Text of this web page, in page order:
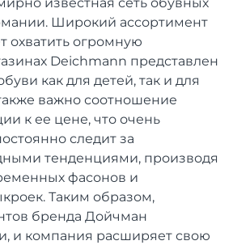
известная сеть обувных
Широкий ассортимент
охватить огромную
Deichmann представлен
как для детей, так и для
важно соотношение
к ее цене, что очень
следит за
тенденциями, производя
фасонов и
Таким образом,
бренда Дойчман
и компания расширяет свою